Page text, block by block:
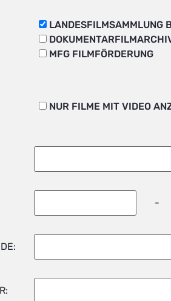
LANDESFILMSAMMLUNG
MFG FILMFÖRDERUNG
NUR FILME MIT VIDEO
-